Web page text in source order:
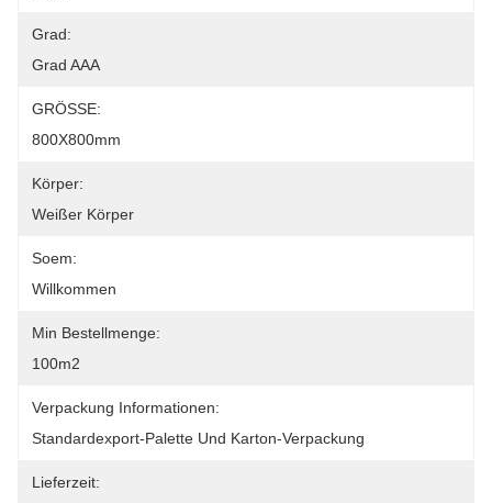
Grad:
Grad AAA
GRÖSSE:
800X800mm
Körper:
Weißer Körper
Soem:
Willkommen
Min Bestellmenge:
100m2
Verpackung Informationen:
Standardexport-Palette Und Karton-Verpackung
Lieferzeit: